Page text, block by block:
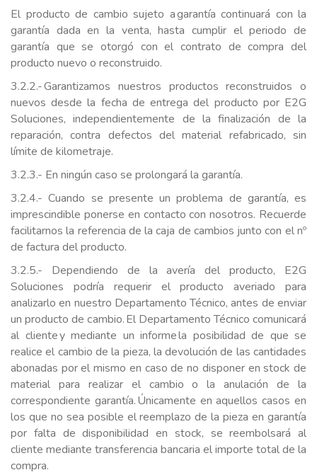
El producto de cambio sujeto a garantía continuará con la
garantía dada en la venta, hasta cumplir el periodo de
garantía que se otorgó con el contrato de compra del
producto nuevo o reconstruido.
3.2.2.- Garantizamos nuestros productos reconstruidos o
nuevos desde la fecha de entrega del producto por E2G
Soluciones, independientemente de la finalización de la
reparación, contra defectos del material refabricado, sin
límite de kilometraje.
3.2.3.- En ningún caso se prolongará la garantía.
3.2.4.- Cuando se presente un problema de garantía, es
imprescindible ponerse en contacto con nosotros. Recuerde
facilitarnos la referencia de la caja de cambios junto con el nº
de factura del producto.
3.2.5.- Dependiendo de la avería del producto, E2G
Soluciones podría requerir el producto averiado para
analizarlo en nuestro Departamento Técnico, antes de enviar
un producto de cambio. El Departamento Técnico comunicará
al cliente y mediante un informe la posibilidad de que se
realice el cambio de la pieza, la devolución de las cantidades
abonadas por el mismo en caso de no disponer en stock de
material para realizar el cambio o la anulación de la
correspondiente garantía. Únicamente en aquellos casos en
los que no sea posible el reemplazo de la pieza en garantía
por falta de disponibilidad en stock, se reembolsará al
cliente mediante transferencia bancaria el importe total de la
compra.